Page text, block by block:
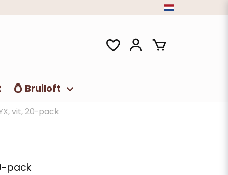
💍 Bruiloft
vit, 20-pack
pack